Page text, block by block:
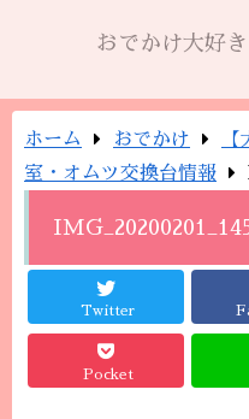
おでかけ大好
ホーム おでかけ
室・オムツ交換台情報
Twitter
Pocket